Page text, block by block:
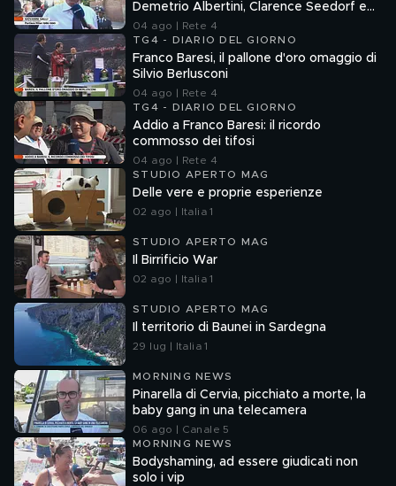
Demetrio Albertini, Clarence Seedorf e
Giovanni Galli
04 ago | Rete 4
TG4 - DIARIO DEL GIORNO
Franco Baresi, il pallone d'oro omaggio di
Silvio Berlusconi
04 ago | Rete 4
TG4 - DIARIO DEL GIORNO
Addio a Franco Baresi: il ricordo
commosso dei tifosi
04 ago | Rete 4
STUDIO APERTO MAG
Delle vere e proprie esperienze
02 ago | Italia 1
STUDIO APERTO MAG
Il Birrificio War
02 ago | Italia 1
STUDIO APERTO MAG
Il territorio di Baunei in Sardegna
29 lug | Italia 1
MORNING NEWS
Pinarella di Cervia, picchiato a morte, la
baby gang in una telecamera
06 ago | Canale 5
MORNING NEWS
Bodyshaming, ad essere giudicati non
solo i vip